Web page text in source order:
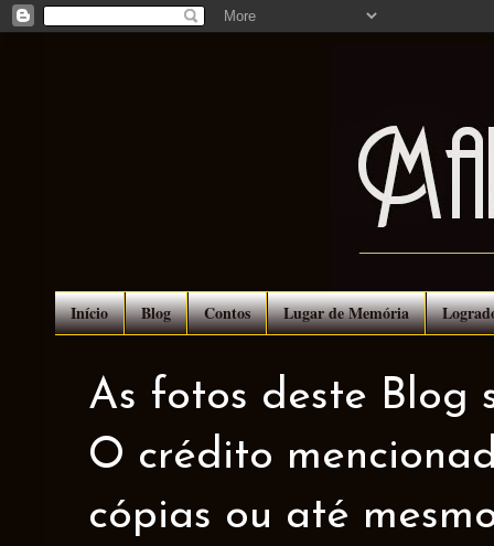
Início Blog Contos Lugar de Memória
As fotos deste Blog
O crédito
cópias ou até